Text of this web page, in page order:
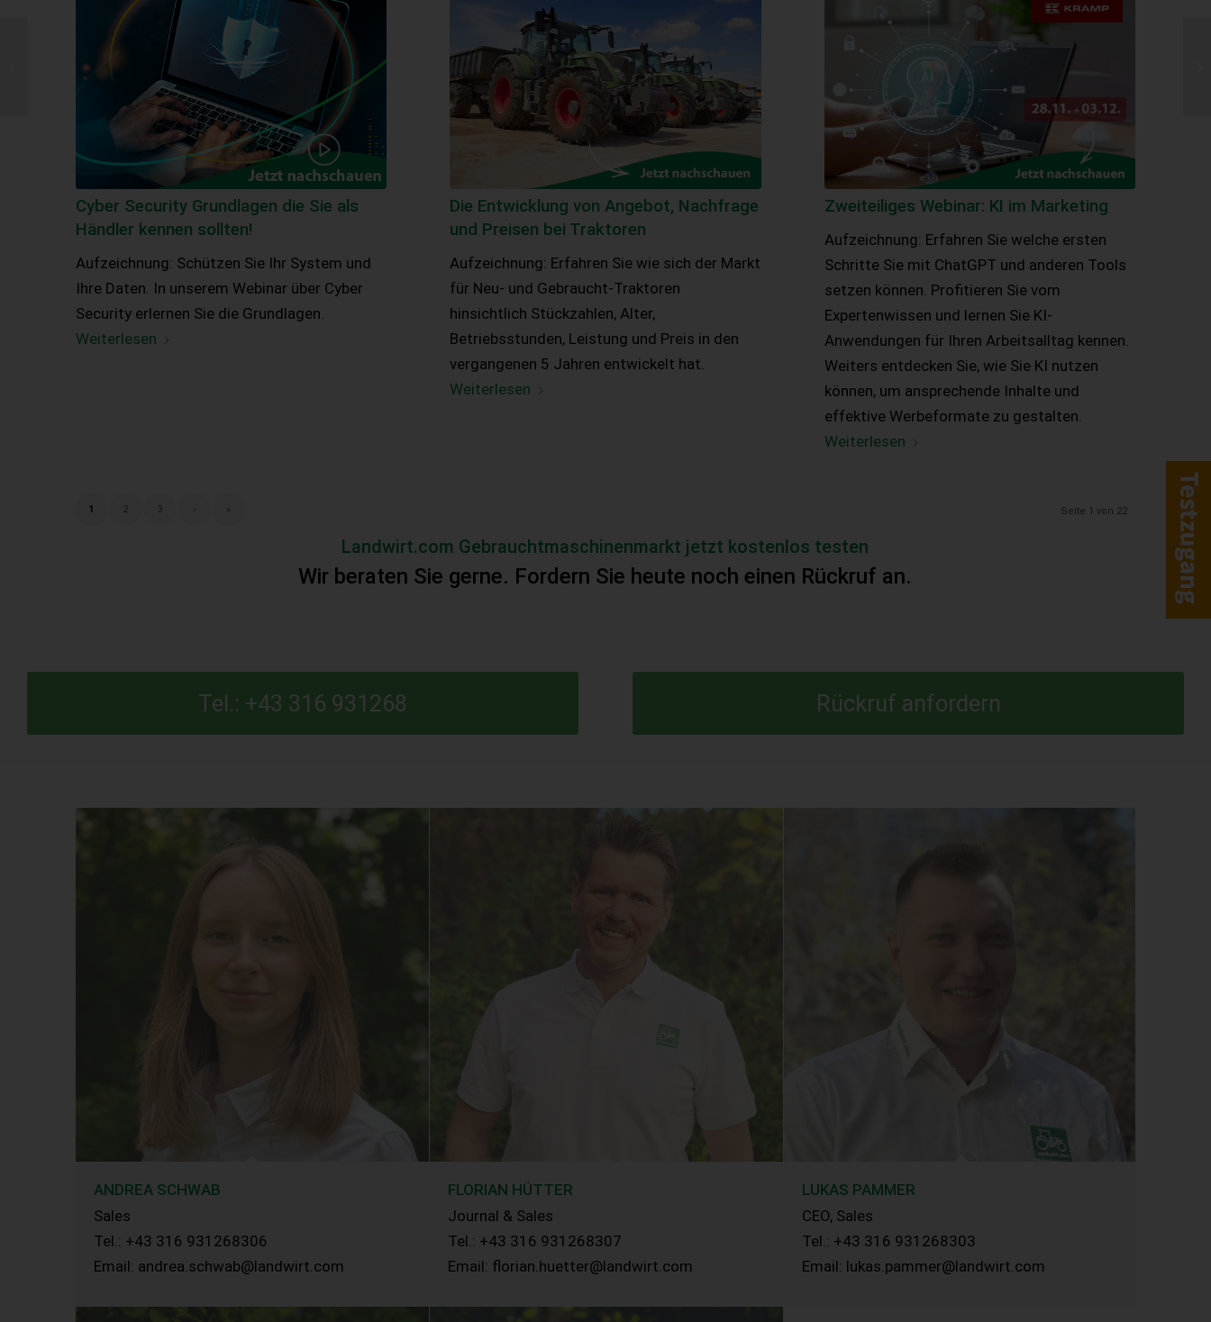
Cyber Security Grundlagen die Sie als
Händler kennen sollten!
Aufzeichnung: Schützen Sie Ihr System und
Ihre Daten. In unserem Webinar über Cyber
Security erlernen Sie die Grundlagen.
Weiterlesen
Die Entwicklung von Angebot, Nachfrage
und Preisen bei Traktoren
Aufzeichnung: Erfahren Sie wie sich der Markt
für Neu- und Gebraucht-Traktoren
hinsichtlich Stückzahlen, Alter,
Betriebsstunden, Leistung und Preis in den
vergangenen 5 Jahren entwickelt hat.
Weiterlesen
Zweiteiliges Webinar: KI im Marketing
Aufzeichnung: Erfahren Sie welche ersten
Schritte Sie mit ChatGPT und anderen Tools
setzen können. Profitieren Sie vom
Expertenwissen und lernen Sie KI-
Anwendungen für Ihren Arbeitsalltag kennen.
Weiters entdecken Sie, wie Sie KI nutzen
können, um ansprechende Inhalte und
effektive Werbeformate zu gestalten.
Weiterlesen
Seite 1 von 22
1 2 3
Landwirt.com Gebrauchtmaschinenmarkt jetzt kostenlos testen
Wir beraten Sie gerne. Fordern Sie heute noch einen Rückruf an.
Tel.: +43 316 931268 Rückruf anfordern
ANDREA SCHWAB
Sales
Tel.: +43 316 931268306
Email: andrea.schwab@landwirt.com
FLORIAN HÜTTER
Journal & Sales
Tel.: +43 316 931268307
Email: florian.huetter@landwirt.com
LUKAS PAMMER
CEO, Sales
Tel.: +43 316 931268303
Email: lukas.pammer@landwirt.com
Landwirtschaft –